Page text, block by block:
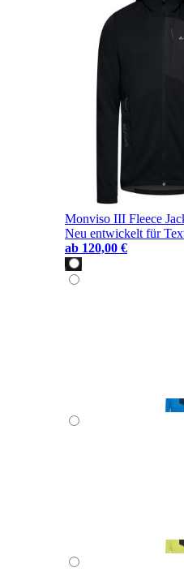
Monviso III Fleece
Neu entwickelt für
ab 120,00 €